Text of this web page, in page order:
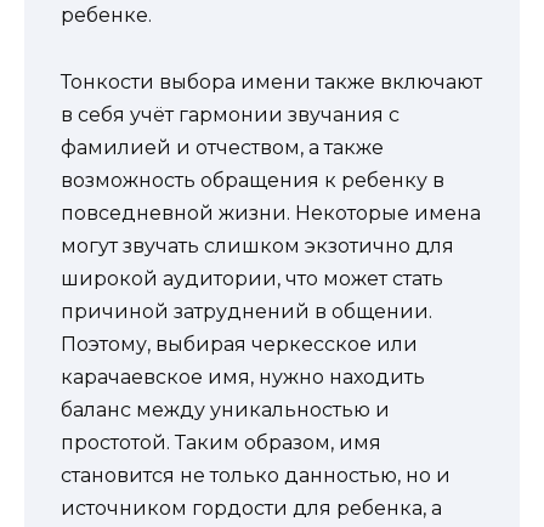
ребенке.
Тонкости выбора имени также включают
в себя учёт гармонии звучания с
фамилией и отчеством, а также
возможность обращения к ребенку в
повседневной жизни. Некоторые имена
могут звучать слишком экзотично для
широкой аудитории, что может стать
причиной затруднений в общении.
Поэтому, выбирая черкесское или
карачаевское имя, нужно находить
баланс между уникальностью и
простотой. Таким образом, имя
становится не только данностью, но и
источником гордости для ребенка, а